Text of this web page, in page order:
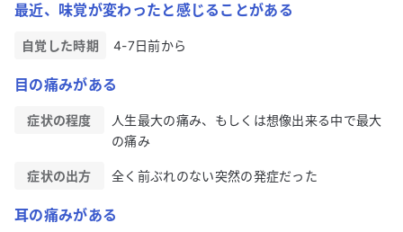
最近、味覚が変わったと感じることがある
自覚した時期 4-7日前から
目の痛みがある
症状の程度
人生最大の痛み、もしくは想像出来る中で最大
の痛み
症状の出方 全く前ぶれのない突然の発症だった
耳の痛みがある